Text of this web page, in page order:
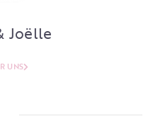
Joëlle
UNS